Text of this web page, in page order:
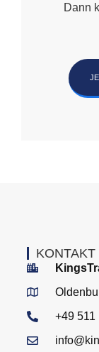
Dann
KONTAKT
+49 511